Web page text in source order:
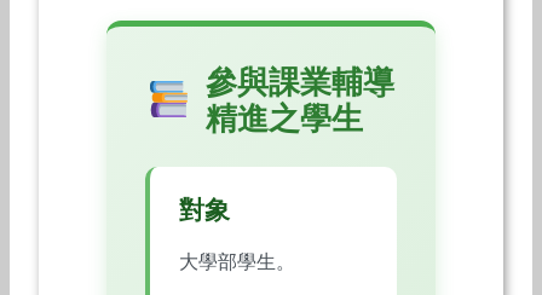
參與課業輔導
精進之學生
對象
大學部學生。